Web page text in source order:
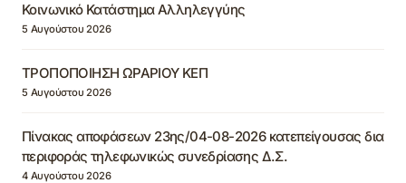
Κοινωνικό Κατάστημα Αλληλεγγύης
5 Αυγούστου 2026
ΤΡΟΠΟΠΟΙΗΣΗ ΩΡΑΡΙΟΥ ΚΕΠ
5 Αυγούστου 2026
Πίνακας αποφάσεων 23ης/04-08-2026 κατεπείγουσας δια
περιφοράς τηλεφωνικώς συνεδρίασης Δ.Σ.
4 Αυγούστου 2026